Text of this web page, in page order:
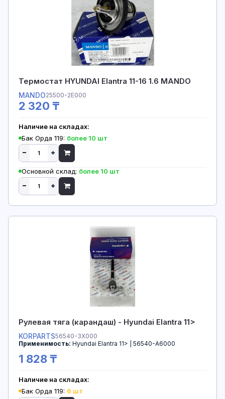
Термостат HYUNDAI Elantra 11-16 1.6 MANDO
MANDO25500-2E000
2 320 ₸
Наличие на складах:
Бак Орда 119: более 10 шт
Основной склад: более 10 шт
Рулевая тяга (карандаш) - Hyundai Elantra 11>
KORPARTS56540-3X000
Применимость: Hyundai Elantra 11> | 56540-A6000
1 828 ₸
Наличие на складах:
Бак Орда 119: 6 шт